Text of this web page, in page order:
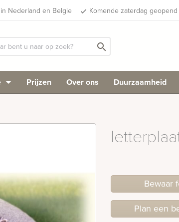
Nederland en Belgie done Komende zaterdag geopend
search
Prijzen Over ons Duurzaamheid
Bewaar
Plan een